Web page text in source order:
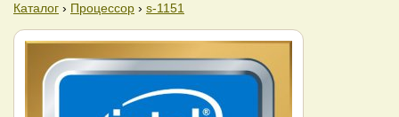
Каталог › Процессор › s-1151